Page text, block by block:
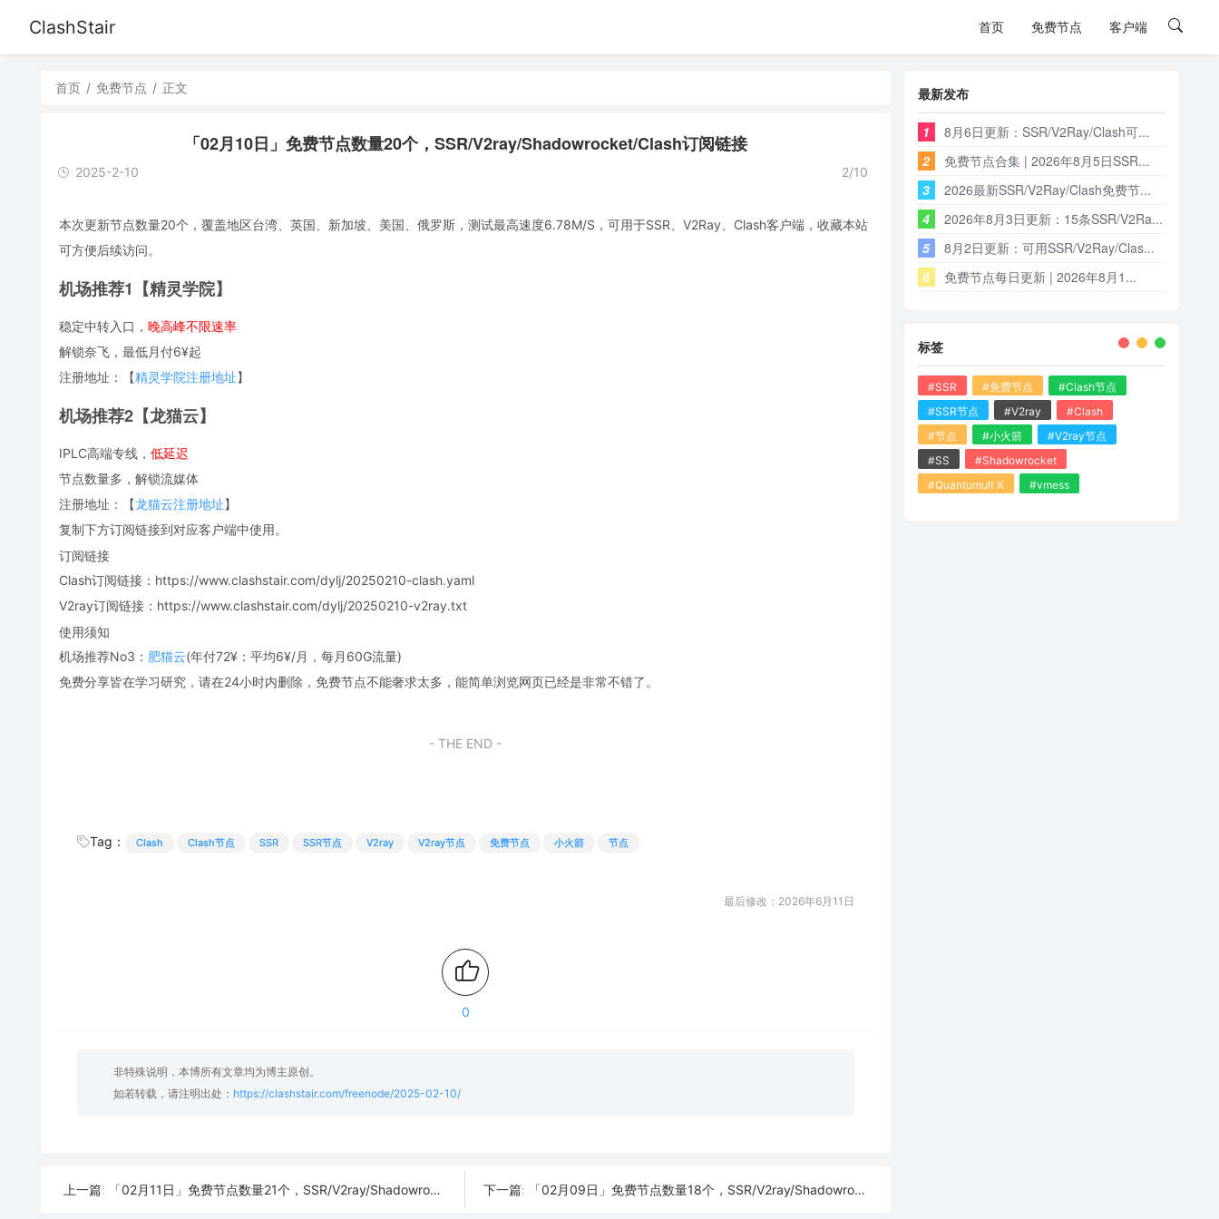
ClashStair 首页 免费节点 客户端
首页 / 免费节点 / 正文
「02月10日」免费节点数量20个，SSR/V2ray/Shadowrocket/Clash订阅链接
2025-2-10 2/10
本次更新节点数量20个，覆盖地区台湾、英国、新加坡、美国、俄罗斯，测试最高速度6.78M/S，可用于SSR、V2Ray、Clash客户端，收藏本站
可方便后续访问。
机场推荐1【精灵学院】
稳定中转入口， 晚高峰不限速率
解锁奈飞，最低月付6¥起
注册地址：【精灵学院注册地址】
机场推荐2【龙猫云】
IPLC高端专线， 低延迟
节点数量多，解锁流媒体
注册地址：【龙猫云注册地址】
复制下方订阅链接到对应客户端中使用。
订阅链接
Clash订阅链接：https://www.clashstair.com/dylj/20250210-clash.yaml
V2ray订阅链接：https://www.clashstair.com/dylj/20250210-v2ray.txt
使用须知
机场推荐No3： 肥猫云(年付72¥：平均6¥/月，每月60G流量)
免费分享皆在学习研究，请在24小时内删除，免费节点不能奢求太多，能简单浏览网页已经是非常不错了。
- THE END -
Tag： Clash Clash节点 SSR SSR节点 V2ray V2ray节点 免费节点 小火箭 节点
最后修改：2026年6月11日
0
非特殊说明，本博所有文章均为博主原创。
如若转载，请注明出处： https://clashstair.com/freenode/2025-02-10/
上一篇: 「02月11日」免费节点数量21个，SSR/V2ray/Shadowrocket/Clash订阅链接 下一篇: 「02月09日」免费节点数量18个，SSR/V2ray/Shadowrocket/Clash订阅链接
最新发布
1
8月6日更新：SSR/V2Ray/Clash可...
2
免费节点合集 | 2026年8月5日SSR...
3
2026最新SSR/V2Ray/Clash免费节...
4
2026年8月3日更新：15条SSR/V2Ra...
5
8月2日更新：可用SSR/V2Ray/Clas...
6
免费节点每日更新 | 2026年8月1...
标签
#SSR #免费节点
#Clash节点
#SSR节点
#V2ray
#Clash
#节点
#小火箭
#V2ray节点
#SS
#Shadowrocket
#Quantumult X
#vmess